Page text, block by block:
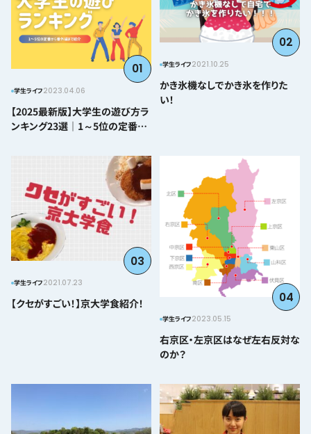
01
学生ライフ2023.04.06
【2025最新版】大学生の遊び方ラ
ンキング23選｜1～5位の定番か
02
学生ライフ2021.10.25
かき氷機なしでかき氷を作りた
い！
03
学生ライフ2021.07.23
【クセがすごい！】京大学食紹介！ 04
学生ライフ2023.05.15
右京区・左京区はなぜ左右反対な
のか？